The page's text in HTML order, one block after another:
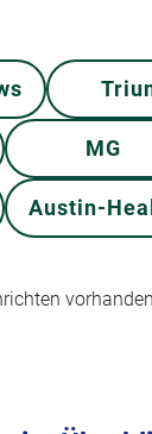
MG
Austin-